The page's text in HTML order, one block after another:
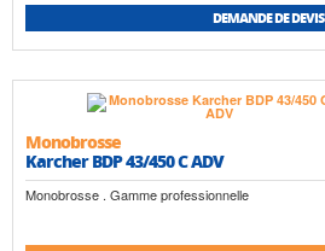
DEMANDE DE DEVIS
Monobrosse
Karcher BDP 43/450 C ADV
Monobrosse . Gamme professionnelle